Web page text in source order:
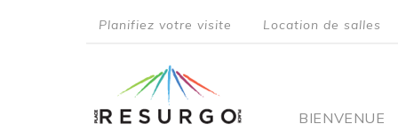
menu
Planifiez votre visite Location de salles
Main
BIENVENUE